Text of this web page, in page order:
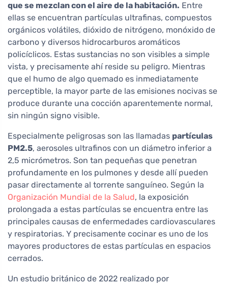
que se mezclan con el aire de la habitación. Entre
ellas se encuentran partículas ultrafinas, compuestos
orgánicos volátiles, dióxido de nitrógeno, monóxido de
carbono y diversos hidrocarburos aromáticos
policíclicos. Estas sustancias no son visibles a simple
vista, y precisamente ahí reside su peligro. Mientras
que el humo de algo quemado es inmediatamente
perceptible, la mayor parte de las emisiones nocivas se
produce durante una cocción aparentemente normal,
sin ningún signo visible.
Especialmente peligrosas son las llamadas partículas
PM2.5, aerosoles ultrafinos con un diámetro inferior a
2,5 micrómetros. Son tan pequeñas que penetran
profundamente en los pulmones y desde allí pueden
pasar directamente al torrente sanguíneo. Según la
Organización Mundial de la Salud, la exposición
prolongada a estas partículas se encuentra entre las
principales causas de enfermedades cardiovasculares
y respiratorias. Y precisamente cocinar es uno de los
mayores productores de estas partículas en espacios
cerrados.
Un estudio británico de 2022 realizado por